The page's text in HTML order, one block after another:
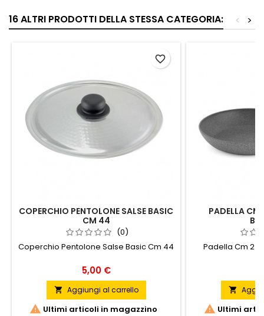
16 ALTRI PRODOTTI DELLA STESSA CATEGORIA: >
<
COPERCHIO PENTOLONE SALSE BASIC
CM 44
(0)
Coperchio Pentolone Salse Basic Cm 44
Prezzo
5,00 €
 Aggiungi al carrello
 Ultimi articoli in magazzino
favorite_border
PADELLA
Padella Cm 24

 Ultimi